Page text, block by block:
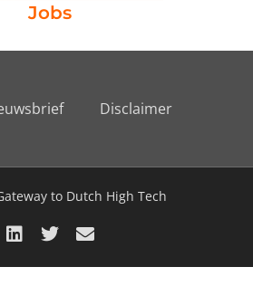
Jobs
Disclaimer
to Dutch High Tech